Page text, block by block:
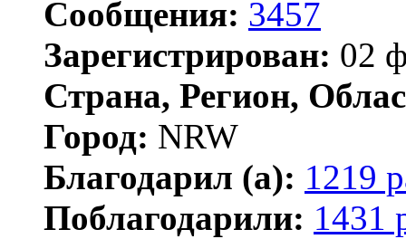
Сообщения: 3457
Зарегистрирован: 02
Страна, Регион,
Город: NRW
Благодарил (а): 1219
Поблагодарили: 1431